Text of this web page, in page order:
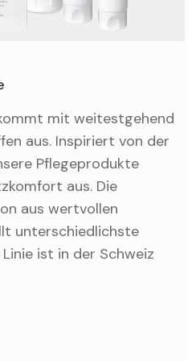
mit weitestgehend
aus. Inspiriert von der
Pflegeprodukte
aus. Die
aus wertvollen
unterschiedlichste
ist in der Schweiz